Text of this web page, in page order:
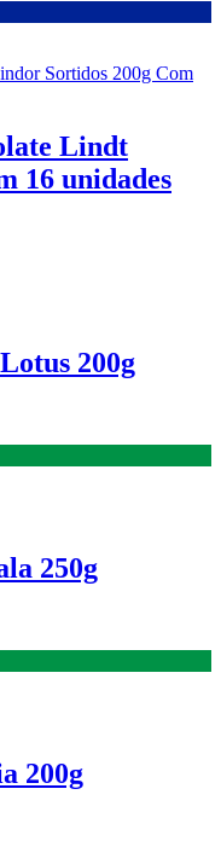
Lindt
16 unidades
200g
250g
200g